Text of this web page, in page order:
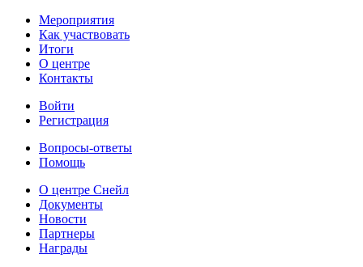
Мероприятия
Как участвовать
Итоги
О центре
Контакты
Войти
Регистрация
Вопросы-ответы
Помощь
О центре Снейл
Документы
Новости
Партнеры
Награды